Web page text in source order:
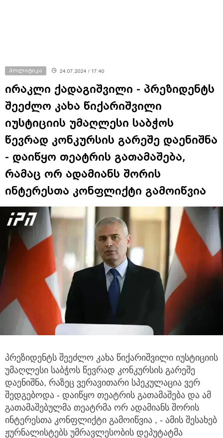
პოლიტიკა 24.07.2024 / 17:40
ირაკლი ქადაგიშვილი - პრეზიდენტს
შეეძლო კახა წიქარიშვილი
იუსტიციის უმაღლესი საბჭოს
წევრად კონკურსის გარეშე დაენიშნა
- დაიწყო თეატრის გათამაშება,
რამაც ორ ადამიანს შორის
ინტერესთა კონფლიქტი გამოიწვია
პრეზიდენტს შეეძლო კახა წიქარიშვილი იუსტიციის
უმაღლესი საბჭოს წევრად კონკურსის გარეშე
დაენიშნა, რაზეც ვერავითარი სპეკულაცია ვერ
შედგებოდა - დაიწყო თეატრის გათამაშება და ამ
გათამაშებულმა თეატრმა ორ ადამიანს შორის
ინტერესთა კონფლიქტი გამოიწვია , - ამის შესახებ
ჟურნალისტებს უმრავლესობის დეპუტატმა